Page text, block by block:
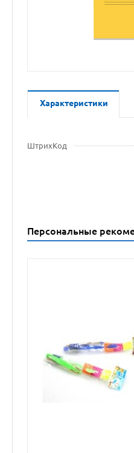
Характеристики
ШтрихКод
Персональные